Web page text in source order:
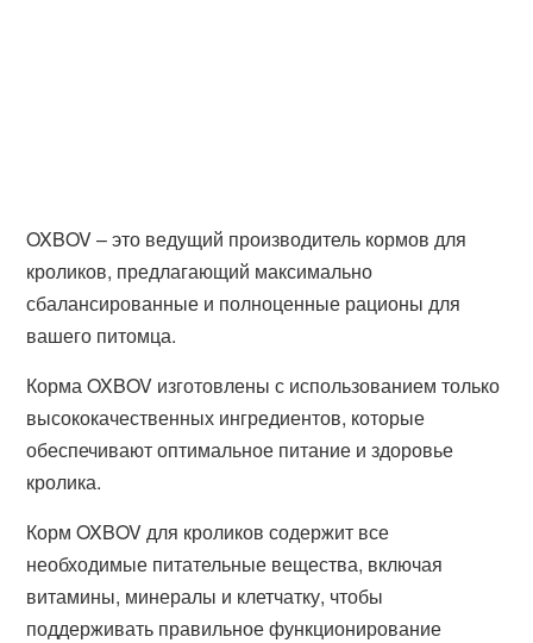
OXBOV – это ведущий производитель кормов для
кроликов, предлагающий максимально
сбалансированные и полноценные рационы для
вашего питомца.
Корма OXBOV изготовлены с использованием только
высококачественных ингредиентов, которые
обеспечивают оптимальное питание и здоровье
кролика.
Корм OXBOV для кроликов содержит все
необходимые питательные вещества, включая
витамины, минералы и клетчатку, чтобы
поддерживать правильное функционирование